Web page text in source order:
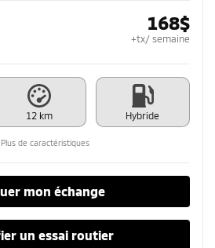
168$
+tx/ semaine
12 km Hybride
Plus de caractéristiques
mon échange
un essai routier